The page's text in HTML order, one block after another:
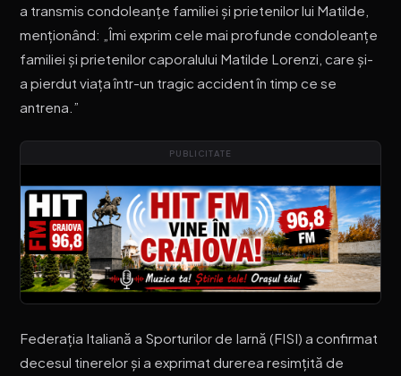
a transmis condoleanțe familiei și prietenilor lui Matilde,
menționând: „Îmi exprim cele mai profunde condoleanțe
familiei și prietenilor caporalului Matilde Lorenzi, care și-
a pierdut viața într-un tragic accident în timp ce se
antrena.”
PUBLICITATE
Federația Italiană a Sporturilor de Iarnă (FISI) a confirmat
decesul tinerelor și a exprimat durerea resimțită de